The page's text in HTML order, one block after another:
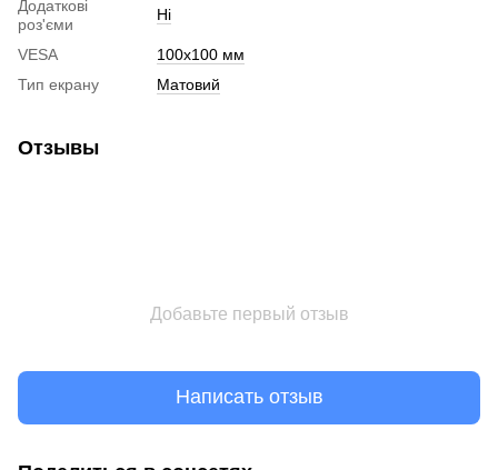
Додаткові
роз'єми
Ні
VESA
100х100 мм
Тип екрану
Матовий
Отзывы
Добавьте первый отзыв
Написать отзыв